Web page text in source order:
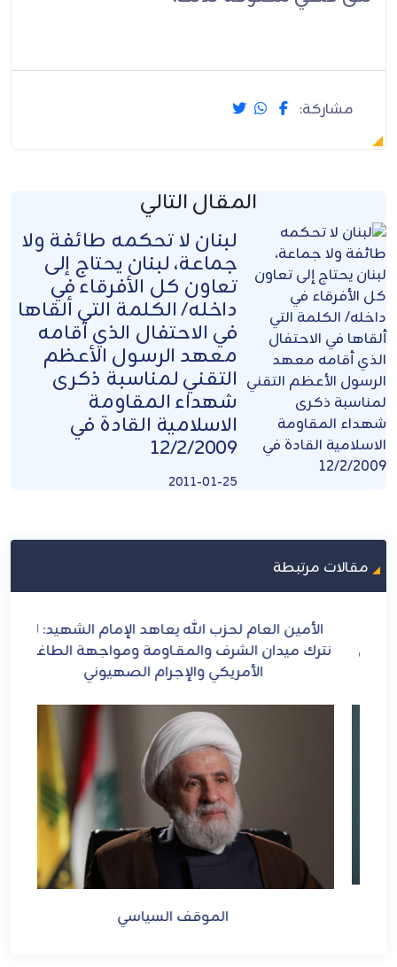
مشاركة:
المقال التالي
لبنان لا تحكمه طائفة ولا
جماعة، لبنان يحتاج إلى
تعاون كل الأفرقاء في
داخله/ الكلمة التي ألقاها
في الاحتفال الذي أقامه
معهد الرسول الأعظم
التقني لمناسبة ذكرى
شهداء المقاومة
الاسلامية القادة في
12/2/2009
2011-01-25
مقالات مرتبطة
الأمين العام لحزب الله يعاهد الإمام الشهيد: لن
نترك ميدان الشرف والمقـاومة ومواجهة الطاغوت
الأمريكي والإجرام الصهيوني
الموقف السياسي